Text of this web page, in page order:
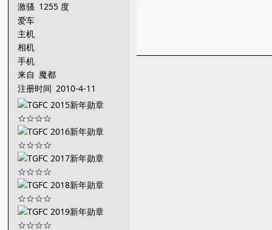
激骚 1255 度
爱车
主机
相机
手机
来自 魔都
注册时间 2010-4-11